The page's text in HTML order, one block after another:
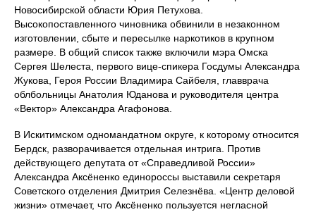
Новосибирской области Юрия Петухова.
Высокопоставленного чиновника обвинили в незаконном
изготовлении, сбыте и пересылке наркотиков в крупном
размере. В общий список также включили мэра Омска
Сергея Шелеста, первого вице-спикера Госдумы Александра
Жукова, Героя России Владимира Сайбеля, главврача
облбольницы Анатолия Юданова и руководителя центра
«Вектор» Александра Агафонова.
В Искитимском одномандатном округе, к которому относится
Бердск, разворачивается отдельная интрига. Против
действующего депутата от «Справедливой России»
Александра Аксёненко единороссы выставили секретаря
Советского отделения Дмитрия Селезнёва. «Центр деловой
жизни» отмечает, что Аксёненко пользуется негласной